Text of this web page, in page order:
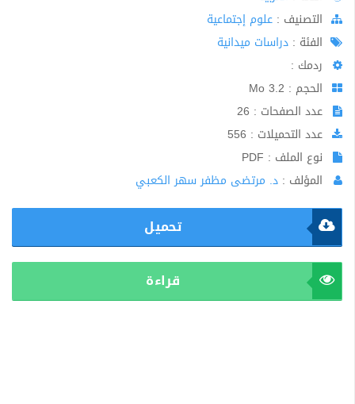
اﻟﺘﺼﻨﻴﻒ : علوم إجتماعية
الفئة : دراسات ميدانية
ردمك :
الحجم : 3.2 Mo
عدد الصفحات : 26
عدد التحميلات : 556
نوع الملف : PDF
المؤلف : د. مرتضى مظفر سهر الكعبي
تحميل
قراءة